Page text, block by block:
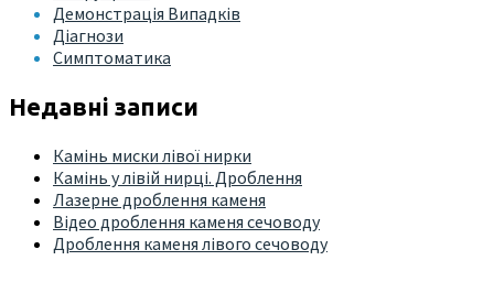
Демонстрація Випадків
Діагнози
Симптоматика
Недавні записи
Камінь миски лівої нирки
Камінь у лівій нирці. Дроблення
Лазерне дроблення каменя
Відео дроблення каменя сечоводу
Дроблення каменя лівого сечоводу